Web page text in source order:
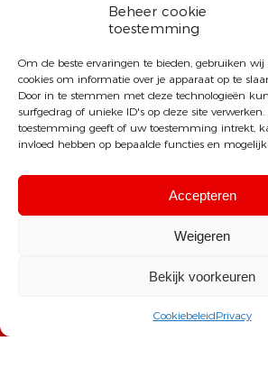
Beheer cookie
toestemming
Om de beste ervaringen te bieden, gebruiken wij
cookies om informatie over je apparaat op te
Door in te stemmen met deze technologieën
surfgedrag of unieke ID's op deze site verwerken.
toestemming geeft of uw toestemming intrekt,
invloed hebben op bepaalde functies en
Accepteren
Weigeren
Bekijk voorkeuren
CookiebeleidPrivacy
Sint-Michielscollege
T: +32 (0) 3 640 30 30